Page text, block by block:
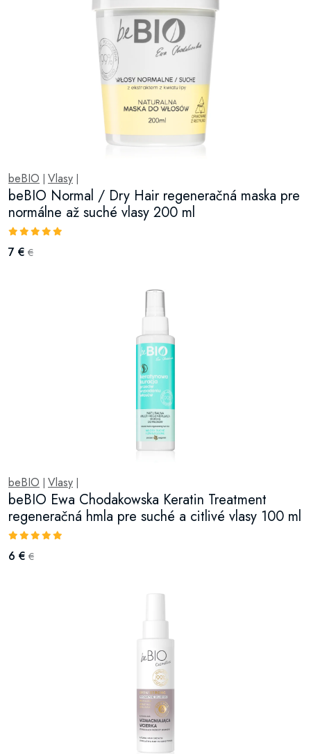
beBIO Vlasy
beBIO Normal / Dry Hair regeneračná maska pre
normálne až suché vlasy 200 ml
7 € €
beBIO Vlasy
beBIO Ewa Chodakowska Keratin Treatment
regeneračná hmla pre suché a citlivé vlasy 100 ml
6 € €